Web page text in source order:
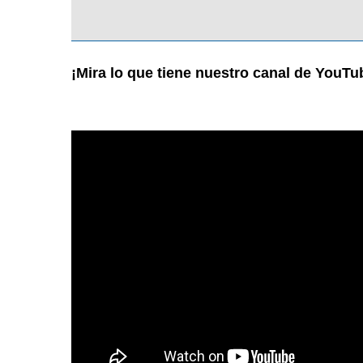
¡Mira lo que tiene nuestro canal de